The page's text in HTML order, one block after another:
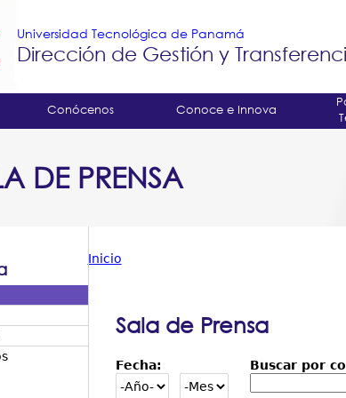
Universidad Tecnológica de Panamá
Dirección de Gestión y
Conócenos Conoce e Innova
DE PRENSA
Usted
está
aquí
Inicio
Sala de Prensa
Fecha: Buscar por